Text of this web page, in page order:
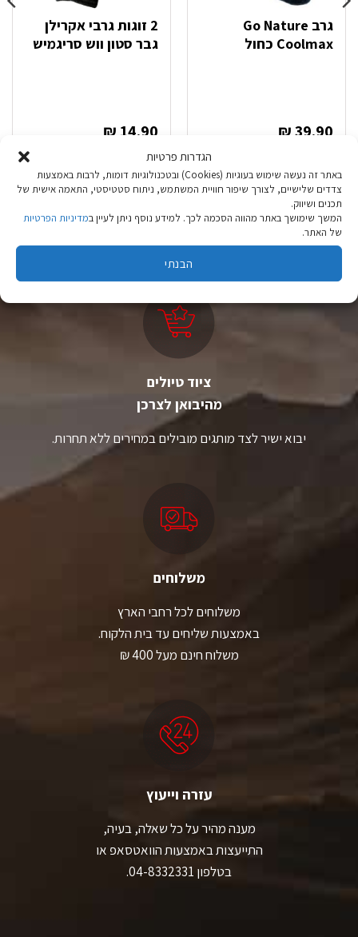
הגדרות פרטיות
באתר זה נעשה שימוש בעוגיות (Cookies) ובטכנולוגיות דומות, לרבות באמצעות
צדדים שלישיים, לצורך שיפור חוויית המשתמש, ניתוח סטטיסטי, התאמה אישית של
תכנים ושיווק.
המשך שימושך באתר מהווה הסכמה לכך. למידע נוסף ניתן לעיין במדיניות הפרטיות
של האתר.
הבנתי
גרב Go Nature
Coolmax כחול
₪39.90
בחר אפשרויות
למוצר
זה
יש
מספר
סוגים.
לבחור
האפשרויות
2 זוגות גרבי אקרילן
גבר סטון ווש סריגמיש
₪ 14.90
בחר אפשרויות
למוצר
יש
סוגים.
לבחור
האפשרויות
המוצר
ציוד טיולים
מהיבואן לצרכן
יבוא ישיר לצד מותגים מובילים במחירים ללא תחרות.
משלוחים
משלוחים לכל רחבי הארץ
באמצעות שליחים עד בית הלקוח.
משלוח חינם מעל 400 ₪
עזרה וייעוץ
מענה מהיר על כל שאלה, בעיה,
התייעצות באמצעות הוואטסאפ או
בטלפון 04-8332331.